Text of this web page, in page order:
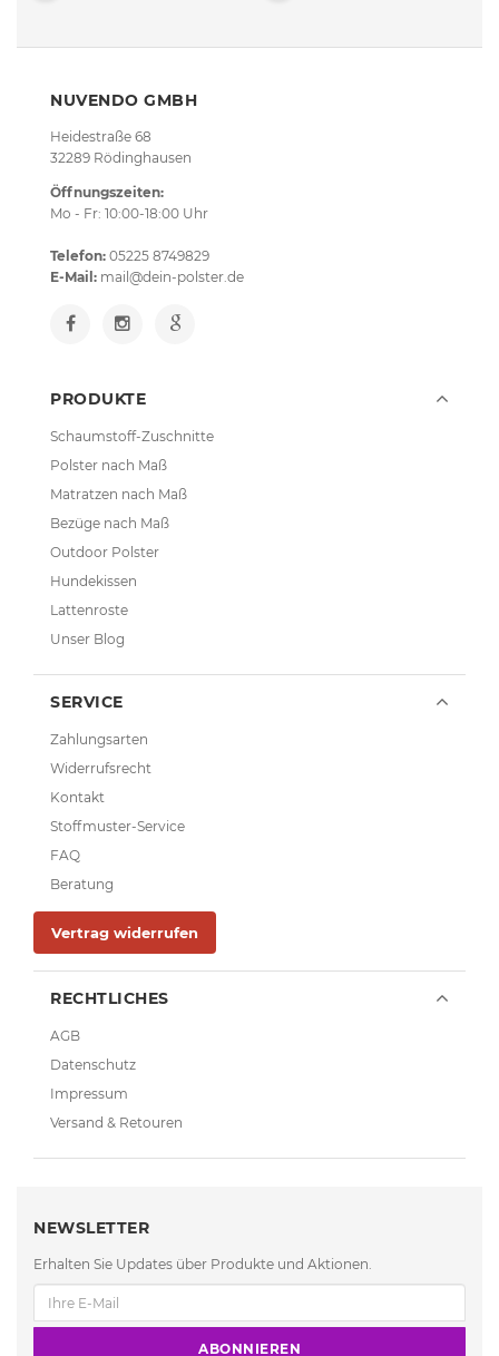
NUVENDO GMBH
Heidestraße 68
32289 Rödinghausen
Öffnungszeiten:
Mo - Fr: 10:00-18:00 Uhr
Telefon: 05225 8749829
E-Mail: mail@dein-polster.de
PRODUKTE
Schaumstoff-Zuschnitte
Polster nach Maß
Matratzen nach Maß
Bezüge nach Maß
Outdoor Polster
Hundekissen
Lattenroste
Unser Blog
SERVICE
Zahlungsarten
Widerrufsrecht
Kontakt
Stoffmuster-Service
FAQ
Beratung
Vertrag widerrufen
RECHTLICHES
AGB
Datenschutz
Impressum
Versand & Retouren
NEWSLETTER
Erhalten Sie Updates über Produkte und Aktionen.
ABONNIEREN